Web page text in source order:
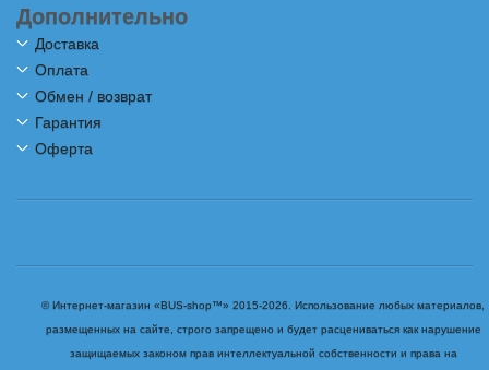
Дополнительно
Доставка
Оплата
Обмен / возврат
Гарантия
Оферта
© Интернет-магазин «BUS-shop™» 2015-2026. Использование любых материалов,
размещенных на сайте, строго запрещено и будет расцениваться как нарушение
защищаемых законом прав интеллектуальной собственности и права на